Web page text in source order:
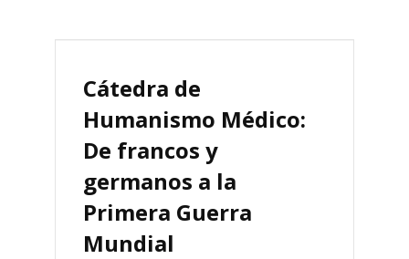
Cátedra de
Humanismo Médico:
De francos y
germanos a la
Primera Guerra
Mundial